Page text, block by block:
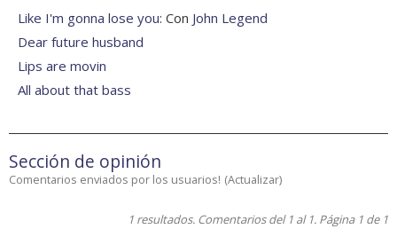
Like I'm gonna lose you: Con John Legend
Dear future husband
Lips are movin
All about that bass
Sección de opinión
Comentarios enviados por los usuarios! (Actualizar)
1 resultados. Comentarios del 1 al 1. Página 1 de 1